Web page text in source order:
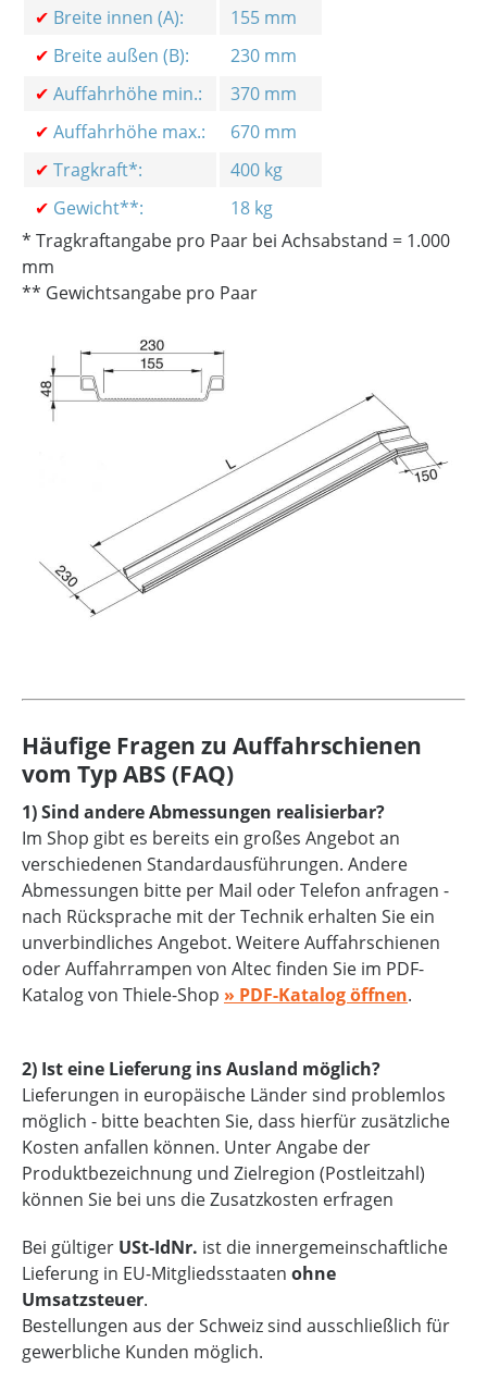
✔ Breite innen (A):
155 mm
✔ Breite außen (B):
230 mm
✔ Auffahrhöhe min.:
370 mm
✔ Auffahrhöhe max.:
670 mm
✔ Tragkraft*:
400 kg
✔ Gewicht**:
18 kg
* Tragkraftangabe pro Paar bei Achsabstand = 1.000
mm
** Gewichtsangabe pro Paar
Häufige Fragen zu Auffahrschienen
vom Typ ABS (FAQ)
1) Sind andere Abmessungen realisierbar?
Im Shop gibt es bereits ein großes Angebot an
verschiedenen Standardausführungen. Andere
Abmessungen bitte per Mail oder Telefon anfragen -
nach Rücksprache mit der Technik erhalten Sie ein
unverbindliches Angebot. Weitere Auffahrschienen
oder Auffahrrampen von Altec finden Sie im PDF-
Katalog von Thiele-Shop » PDF-Katalog öffnen.
2) Ist eine Lieferung ins Ausland möglich?
Lieferungen in europäische Länder sind problemlos
möglich - bitte beachten Sie, dass hierfür zusätzliche
Kosten anfallen können. Unter Angabe der
Produktbezeichnung und Zielregion (Postleitzahl)
können Sie bei uns die Zusatzkosten erfragen
Bei gültiger USt-IdNr. ist die innergemeinschaftliche
Lieferung in EU-Mitgliedsstaaten ohne
Umsatzsteuer.
Bestellungen aus der Schweiz sind ausschließlich für
gewerbliche Kunden möglich.